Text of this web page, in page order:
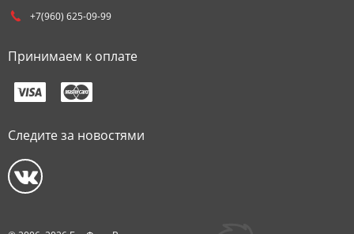
+7(960) 625-09-99
Принимаем к оплате
Следите за новостями